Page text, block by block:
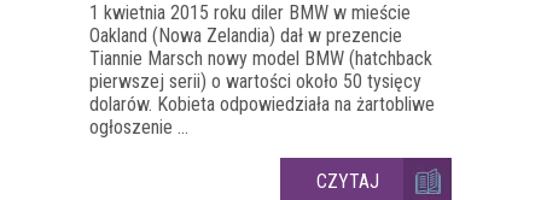
1 kwietnia 2015 roku diler BMW w mieście
Oakland (Nowa Zelandia) dał w prezencie
Tiannie Marsch nowy model BMW (hatchback
pierwszej serii) o wartości około 50 tysięcy
dolarów. Kobieta odpowiedziała na żartobliwe
ogłoszenie ...
CZYTAJ